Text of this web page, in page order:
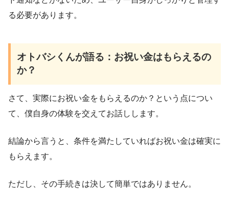
る必要があります。
オトバシくんが語る：お祝い金はもらえるの
か？
さて、実際にお祝い金をもらえるのか？という点につい
て、僕自身の体験を交えてお話しします。
結論から言うと、条件を満たしていればお祝い金は確実に
もらえます。
ただし、その手続きは決して簡単ではありません。